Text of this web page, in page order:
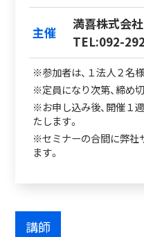
主催
満喜株式会
TEL:092-
※参加者は、１法人２名
※定員になり次第、締め
※お申し込み後、開催１
たします。
※セミナーの合間に弊社
ます。
講師